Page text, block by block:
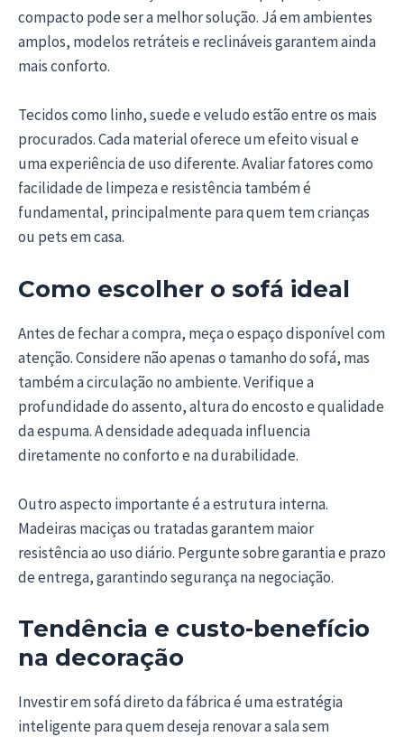
compacto pode ser a melhor solução. Já em ambientes
amplos, modelos retráteis e reclináveis garantem ainda
mais conforto.
Tecidos como linho, suede e veludo estão entre os mais
procurados. Cada material oferece um efeito visual e
uma experiência de uso diferente. Avaliar fatores como
facilidade de limpeza e resistência também é
fundamental, principalmente para quem tem crianças
ou pets em casa.
Como escolher o sofá ideal
Antes de fechar a compra, meça o espaço disponível com
atenção. Considere não apenas o tamanho do sofá, mas
também a circulação no ambiente. Verifique a
profundidade do assento, altura do encosto e qualidade
da espuma. A densidade adequada influencia
diretamente no conforto e na durabilidade.
Outro aspecto importante é a estrutura interna.
Madeiras maciças ou tratadas garantem maior
resistência ao uso diário. Pergunte sobre garantia e prazo
de entrega, garantindo segurança na negociação.
Tendência e custo-benefício
na decoração
Investir em sofá direto da fábrica é uma estratégia
inteligente para quem deseja renovar a sala sem